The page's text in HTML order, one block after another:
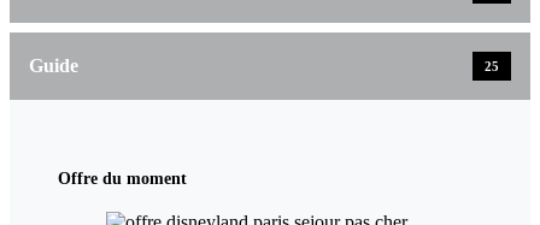
Guide 25
Offre du moment